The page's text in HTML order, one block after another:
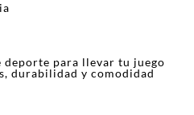
deporte para llevar tu juego
durabilidad y comodidad